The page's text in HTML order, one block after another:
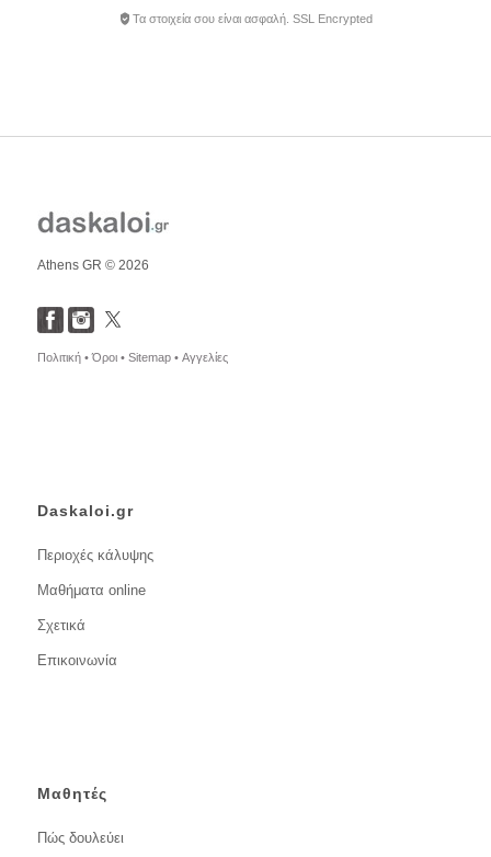
Τα στοιχεία σου είναι ασφαλή. SSL Encrypted
Athens GR © 2026
Πολιτική •Όροι • Sitemap • Αγγελίες
Daskaloi.gr
Περιοχές κάλυψης
Μαθήματα online
Σχετικά
Επικοινωνία
Μαθητές
Πώς δουλεύει